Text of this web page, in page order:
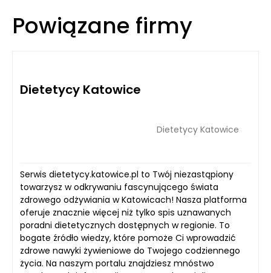
Powiązane firmy
Dietetycy Katowice
Dietetycy Katowice
Serwis dietetycy.katowice.pl to Twój niezastąpiony
towarzysz w odkrywaniu fascynującego świata
zdrowego odżywiania w Katowicach! Nasza platforma
oferuje znacznie więcej niż tylko spis uznawanych
poradni dietetycznych dostępnych w regionie. To
bogate źródło wiedzy, które pomoże Ci wprowadzić
zdrowe nawyki żywieniowe do Twojego codziennego
życia. Na naszym portalu znajdziesz mnóstwo